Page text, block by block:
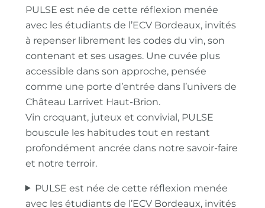
PULSE est née de cette réflexion menée
avec les étudiants de l’ECV Bordeaux, invités
à repenser librement les codes du vin, son
contenant et ses usages. Une cuvée plus
accessible dans son approche, pensée
comme une porte d’entrée dans l’univers de
Château Larrivet Haut-Brion.
Vin croquant, juteux et convivial, PULSE
bouscule les habitudes tout en restant
profondément ancrée dans notre savoir-faire
et notre terroir.
PULSE est née de cette réflexion menée
avec les étudiants de l’ECV Bordeaux, invités